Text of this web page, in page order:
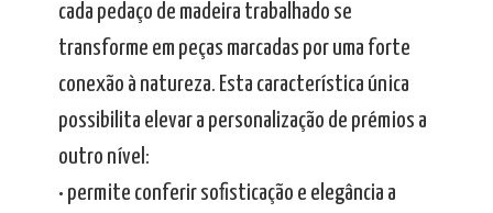
cada pedaço de madeira trabalhado se
transforme em peças marcadas por uma forte
conexão à natureza. Esta característica única
possibilita elevar a personalização de prémios a
outro nível:
• permite conferir sofisticação e elegância a